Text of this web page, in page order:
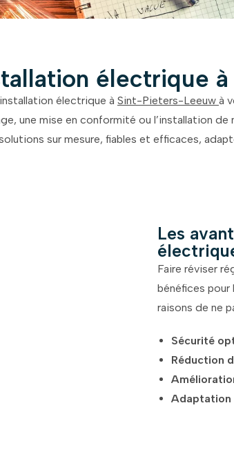
électrique
électrique à Sint-Pieters-Leeuw à
une mise en conformité ou l’installation
sur mesure, fiables et efficaces,
Les
Faire réviser
bénéfices
raisons de ne
Sécurité
Réduction
Adaptation